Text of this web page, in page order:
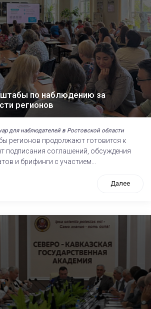
по наблюдению за
регионов
для наблюдателей в Ростовской области
регионов продолжают готовится к
подписания соглашений, обсуждения
и брифинги с участием...
Далее